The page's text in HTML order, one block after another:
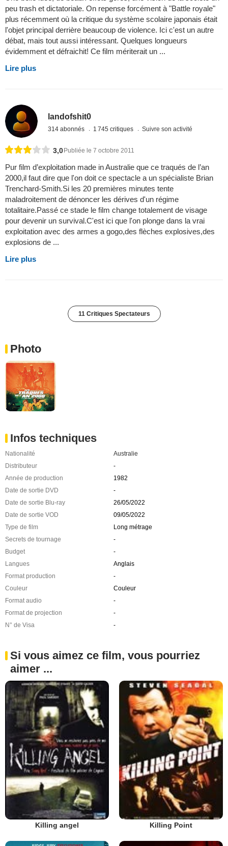
peu trash et dictatoriale. On repense forcément à "Battle royale"
plus récemment où la critique du système scolaire japonais était
l'objet principal derrière beaucoup de violence. Ici c'est un autre
débat, mais tout aussi intéressant. Quelques longueurs
évidemment et défraichit! Ce film mériterait un ...
Lire plus
landofshit0
314 abonnés 1 745 critiques Suivre son activité
3,0Publiée le 7 octobre 2011
Pur film d’exploitation made in Australie que ce traqués de l’an
2000,il faut dire que l'on doit ce spectacle a un spécialiste Brian
Trenchard-Smith.Si les 20 premières minutes tente
maladroitement de dénoncer les dérives d'un régime
totalitaire.Passé ce stade le film change totalement de visage
pour devenir un survival.C'est ici que l'on plonge dans la vrai
exploitation avec des armes a gogo,des flèches explosives,des
explosions de ...
Lire plus
11 Critiques Spectateurs
Photo
Infos techniques
Nationalité
Australie
Distributeur
-
Année de production
1982
Date de sortie DVD
-
Date de sortie Blu-ray
26/05/2022
Date de sortie VOD
09/05/2022
Type de film
Long métrage
Secrets de tournage
-
Budget
-
Langues
Anglais
Format production
-
Couleur
Couleur
Format audio
-
Format de projection
-
N° de Visa
-
Si vous aimez ce film, vous pourriez
aimer ...
Killing angel Killing Point